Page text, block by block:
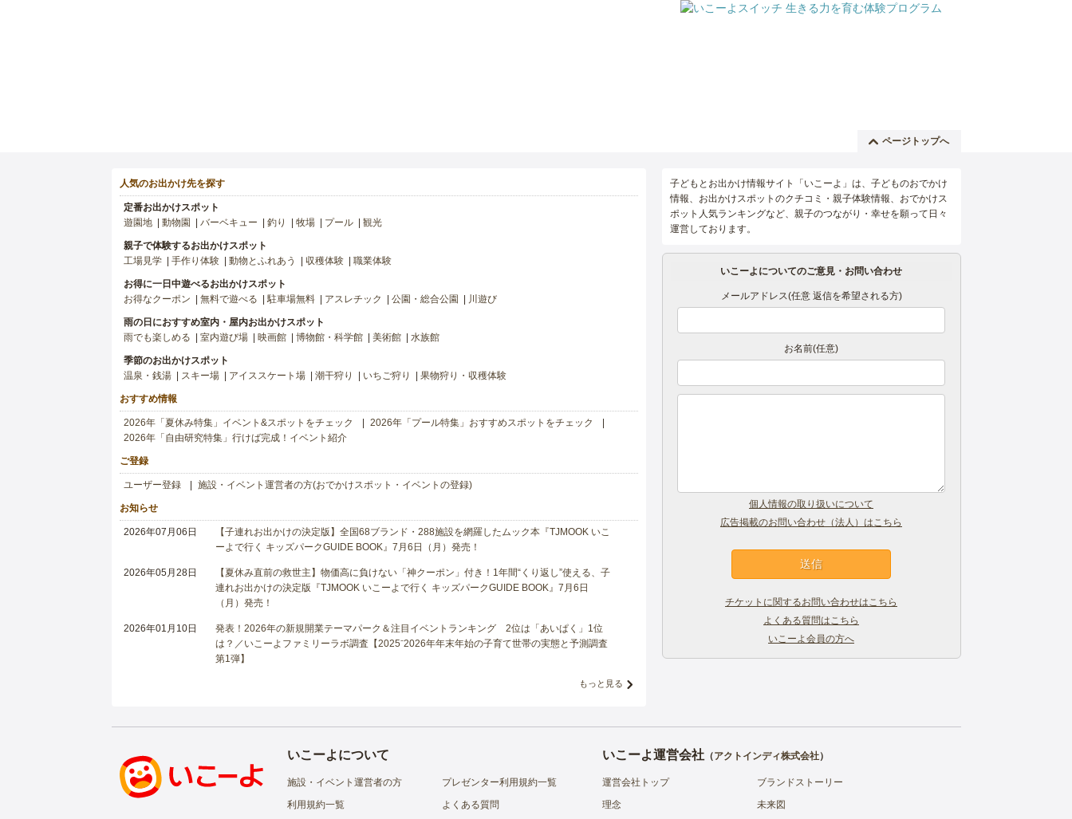
ページトップへ
人気のお出かけ先を探す
定番お出かけスポット
遊園地
動物園 バーベキュー 釣り 牧場 プール 観光
親子で体験するお出かけスポット
工場見学
手作り体験 動物とふれあう 収穫体験 職業体験
お得に一日中遊べるお出かけスポット
お得なクーポン
無料で遊べる 駐車場無料 アスレチック 公園・総合公園 川遊び
雨の日におすすめ室内・屋内お出かけスポット
雨でも楽しめる
室内遊び場 映画館 博物館・科学館 美術館 水族館
季節のお出かけスポット
温泉・銭湯
スキー場 アイススケート場 潮干狩り いちご狩り 果物狩り・収穫体験
おすすめ情報
2026年「夏休み特集」イベント&スポットをチェック
2026年「プール特集」おすすめスポットをチェック
2026年「自由研究特集」行けば完成！イベント紹介
ご登録
ユーザー登録 施設・イベント運営者の方(おでかけスポット・イベントの登録)
お知らせ
2026年07月06日
【子連れお出かけの決定版】全国68ブランド・288施設を網羅したムック本『TJMOOK いこ
ーよで行く キッズパークGUIDE BOOK』7月6日（月）発売！
2026年05月28日
【夏休み直前の救世主】物価高に負けない「神クーポン」付き！1年間“くり返し”使える、子
連れお出かけの決定版『TJMOOK いこーよで行く キッズパークGUIDE BOOK』7月6日
（月）発売！
2026年01月10日
発表！2026年の新規開業テーマパーク＆注目イベントランキング 2位は「あいぱく」1位
は？／いこーよファミリーラボ調査【2025⁻2026年年末年始の子育て世帯の実態と予測調査
第1弾】
もっと見る
子どもとお出かけ情報サイト「いこーよ」は、子どものおでかけ
情報、お出かけスポットのクチコミ・親子体験情報、おでかけス
ポット人気ランキングなど、親子のつながり・幸せを願って日々
運営しております。
いこーよについてのご意見・お問い合わせ
メールアドレス(任意 返信を希望される方)
お名前(任意)
個人情報の取り扱いについて
広告掲載のお問い合わせ（法人）はこちら
チケットに関するお問い合わせはこちら
よくある質問はこちら
いこーよ会員の方へ
いこーよについて
施設・イベント運営者の方
プレゼンター利用規約一覧
利用規約一覧
よくある質問
いこーよ運営会社（アクトインディ株式会社）
運営会社トップ
ブランドストーリー
理念
未来図